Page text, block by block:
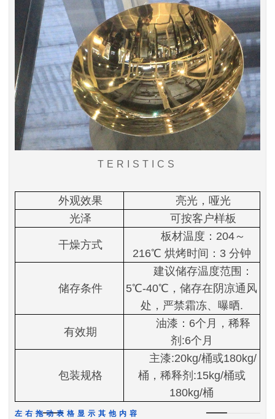
TERISTICS
外观效果
亮光，哑光
光泽
可按客户样板
干燥方式
板材温度：204～
216℃ 烘烤时间：3 分钟
储存条件
建议储存温度范围：
5℃-40℃，储存在阴凉通风
处，严禁霜冻、曝晒.
有效期
油漆：6个月，稀释
剂:6个月
包装规格
主漆:20kg/桶或180kg/
桶，稀释剂:15kg/桶或
180kg/桶
左右拖动表格显示其他内容